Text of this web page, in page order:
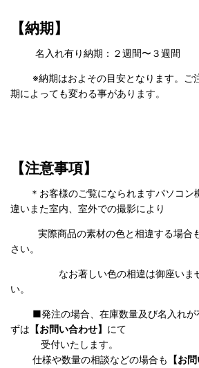
【納期】
名入れ有り納期：２週間〜３週間
※納期はおよその目安となります。ご
期によっても変わる事があります。
【注意事項】
＊お客様のご覧になられますパソコ
違いまた室内、室外での撮影により
実際商品の素材の色と相違する場合
さい。
なお著しい色の相違は御座いませ
い。
■発注の場合、在庫数量及び名入れが
ずは 【お問い合わせ】 にて
受付いたします。
仕様や数量の相談などの場合も
【お